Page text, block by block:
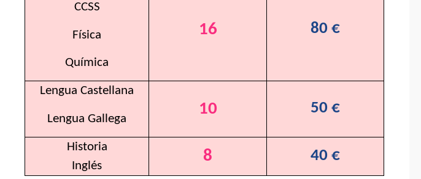
CCSS
Física
Química
16 80 €
Lengua Castellana
Lengua Gallega
10 50 €
Inglés
8 40 €